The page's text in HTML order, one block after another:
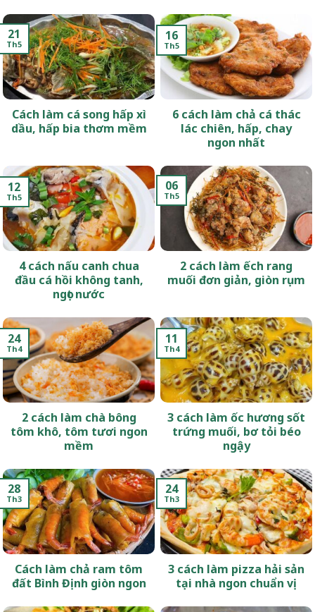
Cách làm cá song hấp xì
dầu, hấp bia thơm mềm
21
Th5
6 cách làm chả cá thác
lác chiên, hấp, chay
ngon nhất
16
Th5
4 cách nấu canh chua
đầu cá hồi không tanh,
ngọt nước
12
Th5
2 cách làm ếch rang
muối đơn giản, giòn rụm
06
Th5
2 cách làm chà bông
tôm khô, tôm tươi ngon
mềm
24
Th4
3 cách làm ốc hương sốt
trứng muối, bơ tỏi béo
ngậy
11
Th4
Cách làm chả ram tôm
đất Bình Định giòn ngon
28
Th3
3 cách làm pizza hải sản
tại nhà ngon chuẩn vị
24
Th3